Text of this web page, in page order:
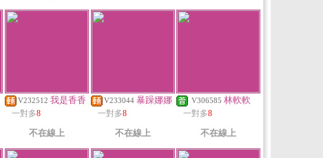
V232512 我是香香
一對多8
不在線上
V233044 暴躁娜娜
一對多8
不在線上
V306585 林軟軟
一對多8
不在線上